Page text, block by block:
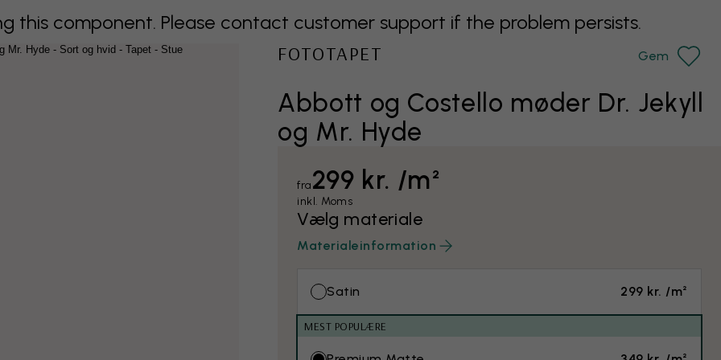
this component. Please contact customer support if the problem persists.
Abbott og Costello møder Dr. Jekyll
og Mr. Hyde
FOTOTAPET Gem
fra299 kr. /m²
inkl. Moms
Vælg materiale
Materialeinformation
Satin 299 kr. /m²
MEST POPULÆRE